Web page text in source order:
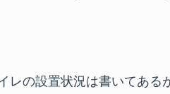
レの設置状況は書いてあ